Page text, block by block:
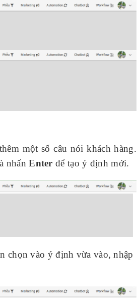
một số câu nói khách hàng.
nhấnEnter để tạo ý định mới.
chọn vào ý định vừa vào, nhập